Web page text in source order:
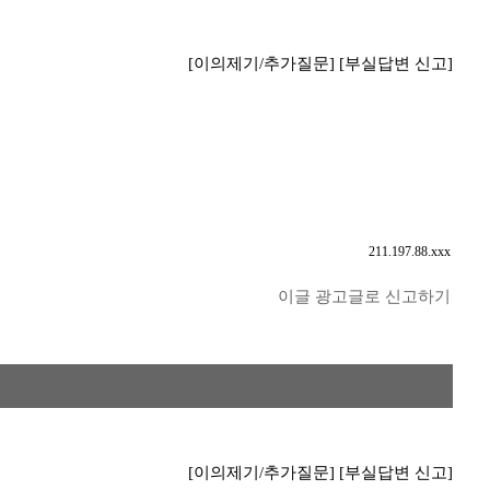
[이의제기/추가질문] [부실답변 신고]
211.197.88.xxx
이글 광고글로 신고하기
[이의제기/추가질문] [부실답변 신고]